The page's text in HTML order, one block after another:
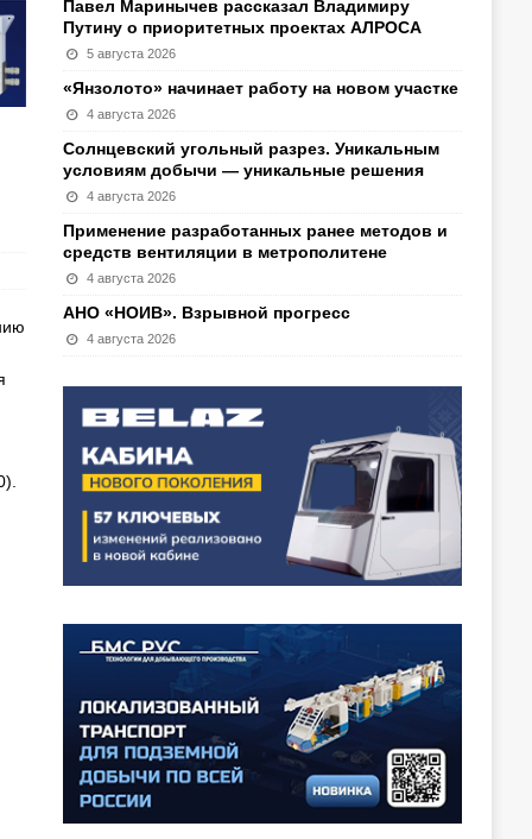
Павел Маринычев рассказал Владимиру
Путину о приоритетных проектах АЛРОСА
5 августа 2026
«Янзолото» начинает работу на новом участке
4 августа 2026
Солнцевский угольный разрез. Уникальным
условиям добычи — уникальные решения
4 августа 2026
Применение разработанных ранее методов и
средств вентиляции в метрополитене
4 августа 2026
АНО «НОИВ». Взрывной прогресс
4 августа 2026